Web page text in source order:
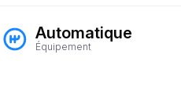
Automatique
Équipement